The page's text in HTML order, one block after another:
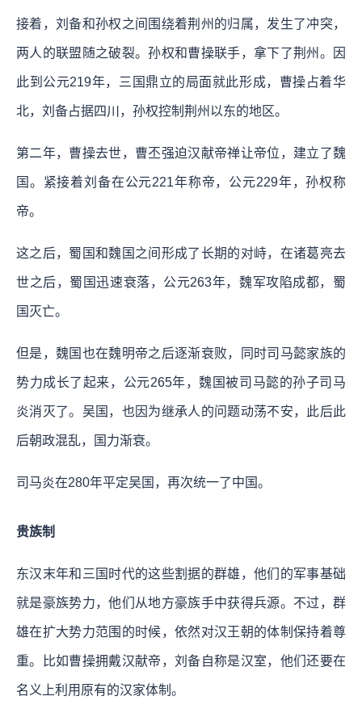
接着，刘备和孙权之间围绕着荆州的归属，发生了冲突，
两人的联盟随之破裂。孙权和曹操联手，拿下了荆州。因
此到公元219年，三国鼎立的局面就此形成，曹操占着华
北，刘备占据四川，孙权控制荆州以东的地区。
第二年，曹操去世，曹丕强迫汉献帝禅让帝位，建立了魏
国。紧接着刘备在公元221年称帝，公元229年，孙权称
帝。
这之后，蜀国和魏国之间形成了长期的对峙，在诸葛亮去
世之后，蜀国迅速衰落，公元263年，魏军攻陷成都，蜀
国灭亡。
但是，魏国也在魏明帝之后逐渐衰败，同时司马懿家族的
势力成长了起来，公元265年，魏国被司马懿的孙子司马
炎消灭了。吴国，也因为继承人的问题动荡不安，此后此
后朝政混乱，国力渐衰。
司马炎在280年平定吴国，再次统一了中国。
贵族制
东汉末年和三国时代的这些割据的群雄，他们的军事基础
就是豪族势力，他们从地方豪族手中获得兵源。不过，群
雄在扩大势力范围的时候，依然对汉王朝的体制保持着尊
重。比如曹操拥戴汉献帝，刘备自称是汉室，他们还要在
名义上利用原有的汉家体制。